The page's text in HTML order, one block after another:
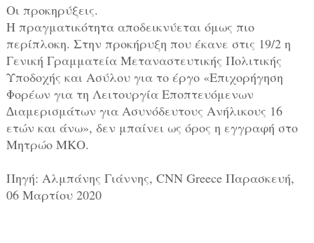
Οι προκηρύξεις.
Η πραγματικότητα αποδεικνύεται όμως πιο
περίπλοκη. Στην προκήρυξη που έκανε στις 19/2 η
Γενική Γραμματεία Μεταναστευτικής Πολιτικής
Υποδοχής και Ασύλου για το έργο «Επιχορήγηση
Φορέων για τη Λειτουργία Εποπτευόμενων
∆ιαμερισμάτων για Ασυνόδευτους Ανήλικους 16
ετών και άνω», δεν μπαίνει ως όρος η εγγραφή στο
Μητρώο ΜΚΟ.
Πηγή: Αλμπάνης Γιάννης, CNN Greece Παρασκευή,
06 Μαρτίου 2020